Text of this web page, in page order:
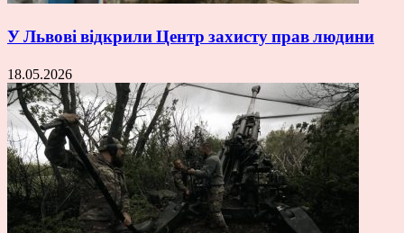
У Львові відкрили Центр захисту прав людини
18.05.2026